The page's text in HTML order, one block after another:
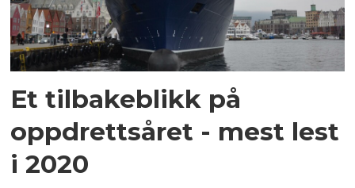
Et tilbakeblikk på
oppdrettsåret - mest lest
i 2020